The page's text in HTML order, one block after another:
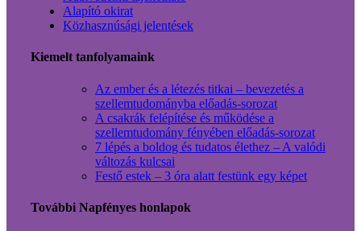
Alapító okirat
Közhasznúsági jelentések
Kiemelt tanfolyamaink
Az ember és a létezés titkai – bevezetés a
szellemtudományba előadás-sorozat
A csakrák felépítése és működése a
szellemtudomány fényében előadás-sorozat
7 lépés a boldog és tudatos élethez – A valódi
változás kulcsai
Festő estek – 3 óra alatt festünk egy képet
További Napfényes honlapok